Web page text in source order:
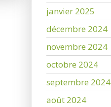
janvier 2025
décembre 2024
novembre 2024
octobre 2024
septembre 2024
août 2024